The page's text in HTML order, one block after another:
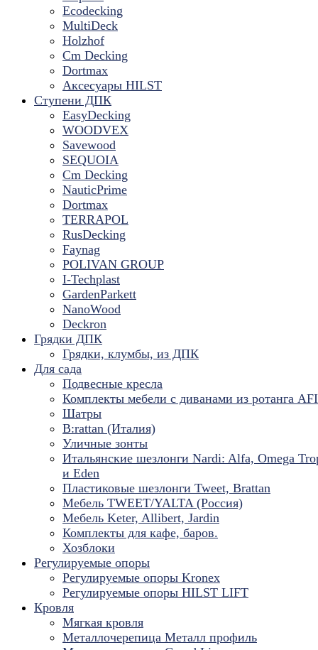
Ecodecking
MultiDeck
Holzhof
Cm Decking
Dortmax
Аксесуары HILST
Ступени ДПК
EasyDecking
WOODVEX
Savewood
SEQUOIA
Cm Decking
NauticPrime
Dortmax
TERRAPOL
RusDecking
Faynag
POLIVAN GROUP
I-Techplast
GardenParkett
NanoWood
Deckron
Грядки ДПК
Грядки, клумбы, из ДПК
Для сада
Подвесные кресла
Комплекты мебели с диванами из ротанга
Шатры
B:rattan (Италия)
Уличные зонты
Итальянские шезлонги Nardi: Alfa, Omega
и Eden
Пластиковые шезлонги Tweet, Brattan
Мебель TWEET/YALTA (Россия)
Мебель Keter, Allibert, Jardin
Комплекты для кафе, баров.
Хозблоки
Регулируемые опоры
Регулируемые опоры Kronex
Регулируемые опоры HILST LIFT
Кровля
Мягкая кровля
Металлочерепица Металл профиль